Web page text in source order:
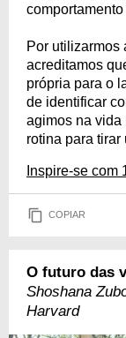
Por utilizarmos
acreditamos
própria para o
de identificar
agimos na vida
rotina para tirar
Inspire-se com
COPIAR
O futuro das
Shoshana
Harvard